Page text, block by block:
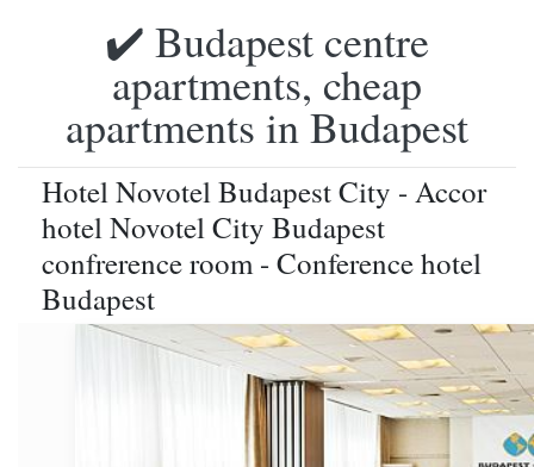
✔️ Budapest centre
apartments, cheap
apartments in Budapest
Hotel Novotel Budapest City - Accor
hotel Novotel City Budapest
confrerence room - Conference hotel
Budapest